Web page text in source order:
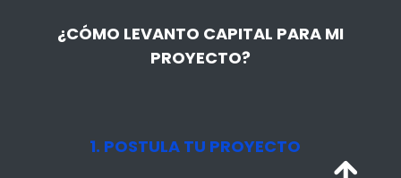
¿CÓMO LEVANTO CAPITAL PARA MI
PROYECTO?
1. POSTULA TU PROYECTO